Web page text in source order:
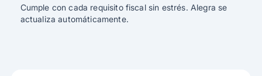
Cumple con cada requisito fiscal sin estrés. Alegra se
actualiza automáticamente.